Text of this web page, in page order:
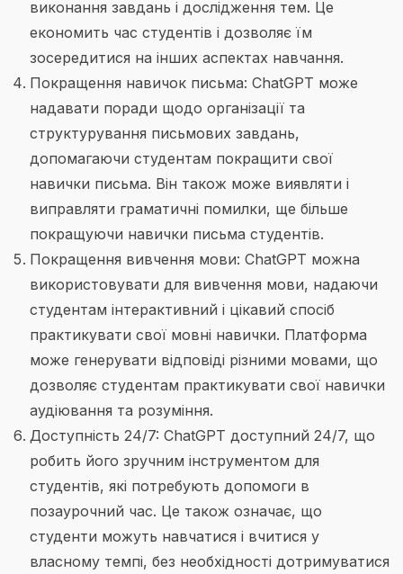
виконання завдань і дослідження тем. Це
економить час студентів і дозволяє їм
зосередитися на інших аспектах навчання.
Покращення навичок письма: ChatGPT може
надавати поради щодо організації та
структурування письмових завдань,
допомагаючи студентам покращити свої
навички письма. Він також може виявляти і
виправляти граматичні помилки, ще більше
покращуючи навички письма студентів.
Покращення вивчення мови: ChatGPT можна
використовувати для вивчення мови, надаючи
студентам інтерактивний і цікавий спосіб
практикувати свої мовні навички. Платформа
може генерувати відповіді різними мовами, що
дозволяє студентам практикувати свої навички
аудіювання та розуміння.
Доступність 24/7: ChatGPT доступний 24/7, що
робить його зручним інструментом для
студентів, які потребують допомоги в
позаурочний час. Це також означає, що
студенти можуть навчатися і вчитися у
власному темпі, без необхідності дотримуватися